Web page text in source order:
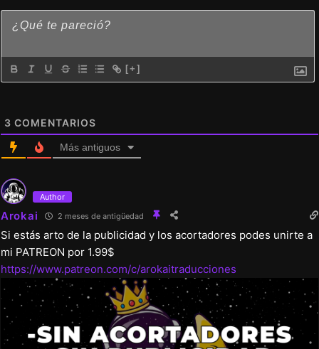
[+]
3 COMENTARIOS
Más antiguos
Author
Arokai 2 meses de antigüedad
Si estás arto de la publicidad y los acortadores podes unirte a
mi PATREON por 1.99$
https://www.patreon.com/c/arokaitraducciones